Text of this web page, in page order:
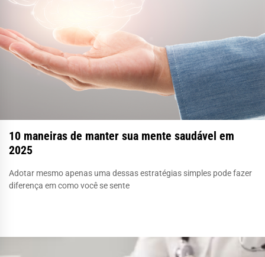
10 maneiras de manter sua mente saudável em
2025
Adotar mesmo apenas uma dessas estratégias simples pode fazer
diferença em como você se sente